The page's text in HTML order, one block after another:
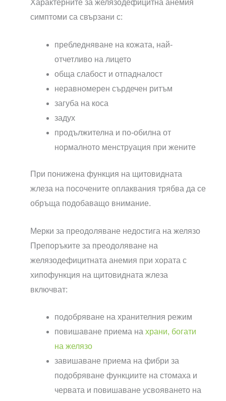
Характерните за желязодефицитна анемия
симптоми са свързани с:
пребледняване на кожата, най-
отчетливо на лицето
обща слабост и отпадналост
неравномерен сърдечен ритъм
загуба на коса
задух
продължителна и по-обилна от
нормалното менструация при жените
При понижена функция на щитовидната
жлеза на посочените оплаквания трябва да се
обръща подобаващо внимание.
Мерки за преодоляване недостига на желязо
Препоръките за преодоляване на
желязодефицитната анемия при хората с
хипофункция на щитовидната жлеза
включват:
подобряване на хранителния режим
повишаване приема на храни, богати
на желязо
завишаване приема на фибри за
подобряване функциите на стомаха и
червата и повишаване усвояването на